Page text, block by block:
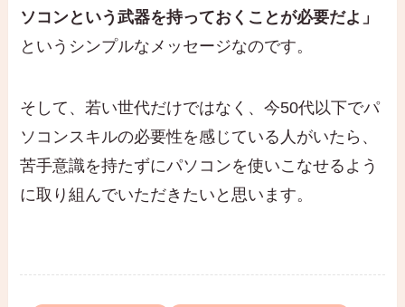
ソコンという武器を持っておくことが必要だよ」
というシンプルなメッセージなのです。
そして、若い世代だけではなく、今50代以下でパ
ソコンスキルの必要性を感じている人がいたら、
苦手意識を持たずにパソコンを使いこなせるよう
に取り組んでいただきたいと思います。